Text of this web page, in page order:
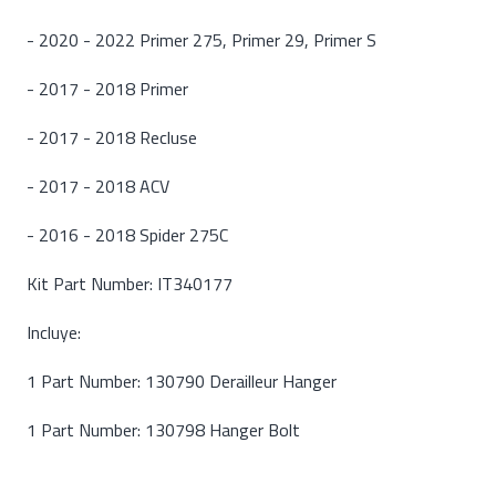
- 2020 - 2022 Primer 275, Primer 29, Primer S
- 2017 - 2018 Primer
- 2017 - 2018 Recluse
- 2017 - 2018 ACV
- 2016 - 2018 Spider 275C
Kit Part Number: IT340177
Incluye:
1 Part Number: 130790 Derailleur Hanger
1 Part Number: 130798 Hanger Bolt